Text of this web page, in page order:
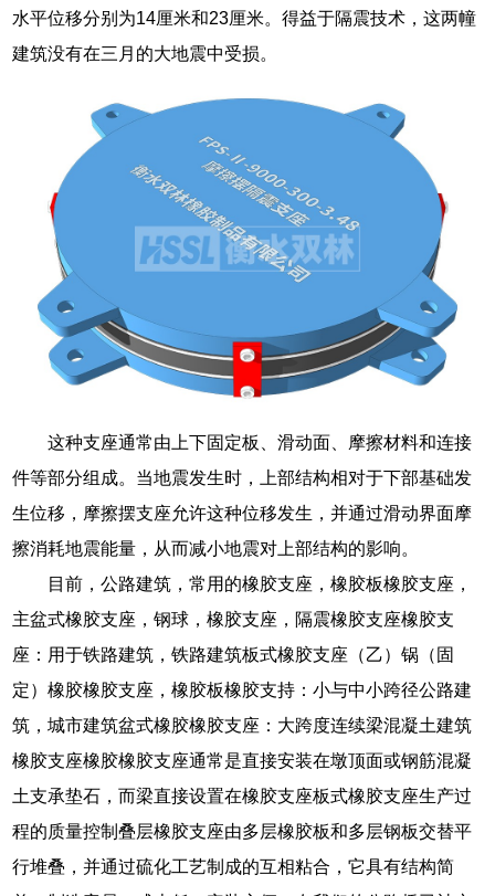
水平位移分别为14厘米和23厘米。得益于隔震技术，这两幢
建筑没有在三月的大地震中受损。
这种支座通常由上下固定板、滑动面、摩擦材料和连接
件等部分组成。当地震发生时，上部结构相对于下部基础发
生位移，摩擦摆支座允许这种位移发生，并通过滑动界面摩
擦消耗地震能量，从而减小地震对上部结构的影响。
目前，公路建筑，常用的橡胶支座，橡胶板橡胶支座，
主盆式橡胶支座，钢球，橡胶支座，隔震橡胶支座橡胶支
座：用于铁路建筑，铁路建筑板式橡胶支座（乙）锅（固
定）橡胶橡胶支座，橡胶板橡胶支持：小与中小跨径公路建
筑，城市建筑盆式橡胶橡胶支座：大跨度连续梁混凝土建筑
橡胶支座橡胶橡胶支座通常是直接安装在墩顶面或钢筋混凝
土支承垫石，而梁直接设置在橡胶支座板式橡胶支座生产过
程的质量控制叠层橡胶支座由多层橡胶板和多层钢板交替平
行堆叠，并通过硫化工艺制成的互相粘合，它具有结构简